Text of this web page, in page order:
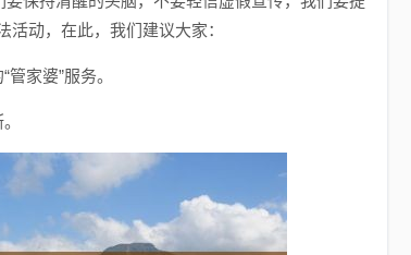
动，在此，我们建议大家：
家婆”服务。